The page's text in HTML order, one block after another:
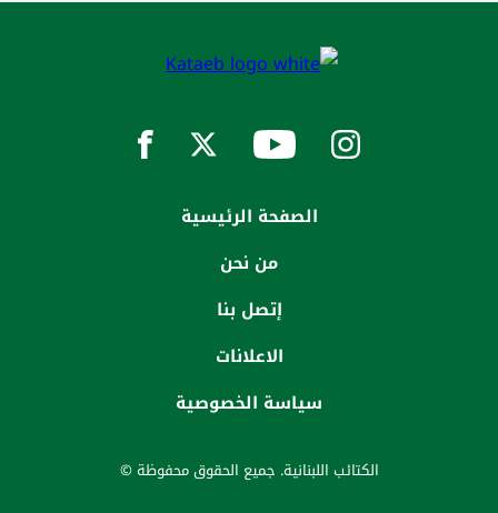
الصفحة الرئيسية
من نحن
إتصل بنا
الاعلانات
سياسة الخصوصية
الكتائب اللبنانية. جميع الحقوق محفوظة ©